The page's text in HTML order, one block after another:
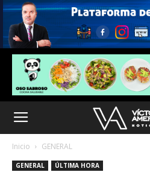
Inicio GENERAL
GENERAL ÚLTIMA HORA